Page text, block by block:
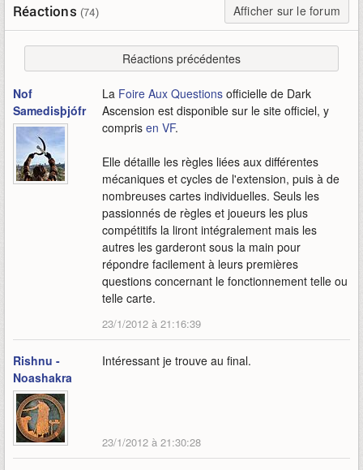
Réactions (74) Afficher sur le forum
Réactions précédentes
Nof
Samedisþjófr
La Foire Aux Questions officielle de Dark
Ascension est disponible sur le site officiel, y
compris en VF.
Elle détaille les règles liées aux différentes
mécaniques et cycles de l'extension, puis à de
nombreuses cartes individuelles. Seuls les
passionnés de règles et joueurs les plus
compétitifs la liront intégralement mais les
autres les garderont sous la main pour
répondre facilement à leurs premières
questions concernant le fonctionnement telle ou
telle carte.
23/1/2012 à 21:16:39
Rishnu -
Noashakra
Intéressant je trouve au final.
23/1/2012 à 21:30:28